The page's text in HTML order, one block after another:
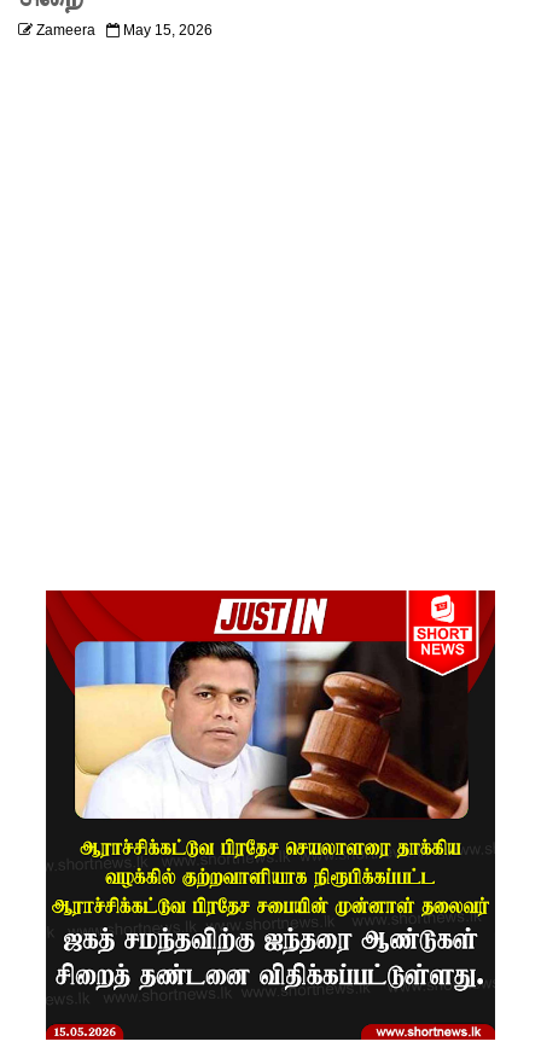
வெளியுற
குறைக்கப்
படுவதற்
கோ
குறைவு -
இலங்கை
தூதரகம்!
இந்திய
வெளியுற
வுச்
செயலாள
Zameera May 15, 2026